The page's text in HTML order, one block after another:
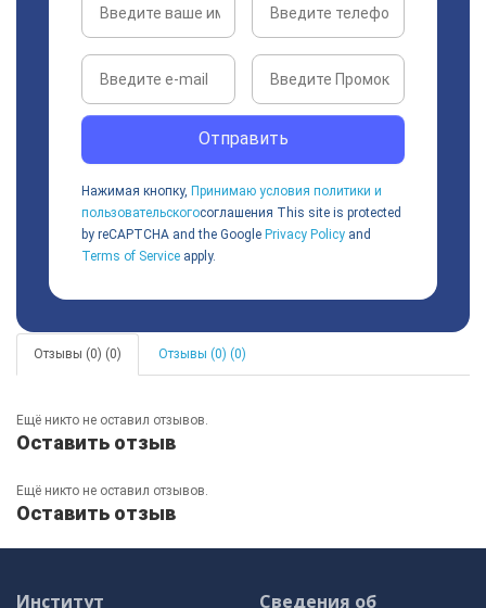
Отправить
Нажимая кнопку, Принимаю условия политики и
пользовательскогосоглашения This site is protected
by reCAPTCHA and the Google Privacy Policy and
Terms of Service apply.
Отзывы (0) (0) Отзывы (0) (0)
Ещё никто не оставил отзывов.
Оставить отзыв
Ещё никто не оставил отзывов.
Оставить отзыв
Институт Сведения об